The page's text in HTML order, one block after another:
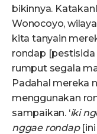
bikinnya.
Wonocoyo,
kita tanyain
rondap
rumput segala
Padahal mereka
menggunakan
sampaikan. ‘iki
nggae rondap